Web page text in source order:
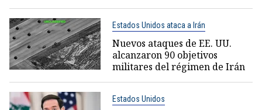
Estados Unidos ataca a Irán
Nuevos ataques de EE. UU.
alcanzaron 90 objetivos
militares del régimen de Irán
Estados Unidos